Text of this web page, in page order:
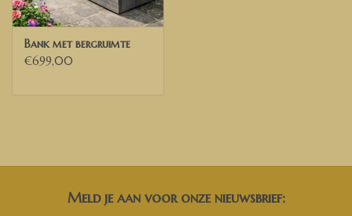
Bank met bergruimte
€699,00
Meld je aan voor onze nieuwsbrief: